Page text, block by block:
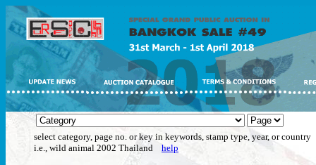
select category, page no. or key in keywords, stamp type, year, or country
i.e., wild animal 2002 Thailand help